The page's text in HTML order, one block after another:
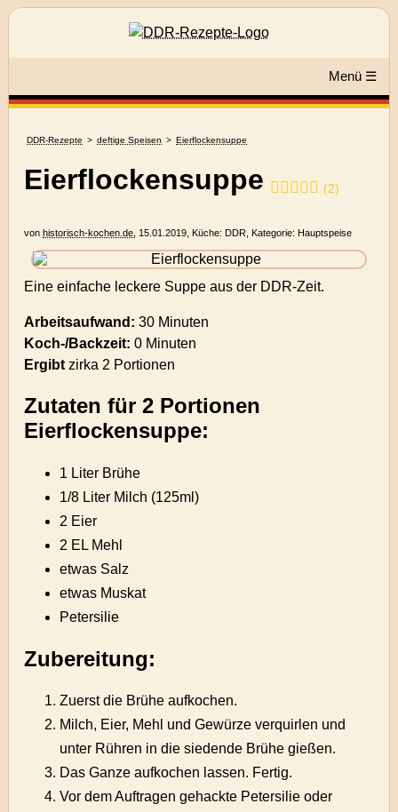
Menü ☰
DDR-Rezepte deftige Speisen Eierflockensuppe
Eierflockensuppe (2)
vonhistorisch-kochen.de 15.01.2019 , Küche:DDR , Kategorie:Hauptspeise
Eine einfache leckere Suppe aus der DDR-Zeit.
Arbeitsaufwand: 30 Minuten
Koch-/Backzeit: 0 Minuten
Ergibt zirka 2 Portionen
Zutaten für 2 Portionen
Eierflockensuppe:
1 Liter Brühe
1/8 Liter Milch (125ml)
2 Eier
2 EL Mehl
etwas Salz
etwas Muskat
Petersilie
Zubereitung:
Zuerst die Brühe aufkochen.
Milch, Eier, Mehl und Gewürze verquirlen und
unter Rühren in die siedende Brühe gießen.
Das Ganze aufkochen lassen. Fertig.
Vor dem Auftragen gehackte Petersilie oder